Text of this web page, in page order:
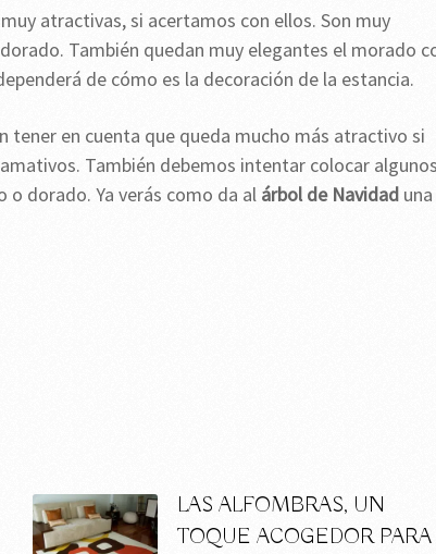
atractivas, si acertamos con ellos. Son muy
También quedan muy elegantes el morado
de cómo es la decoración de la estancia.
tener en cuenta que queda mucho más atractivo si
También debemos intentar colocar
dorado. Ya verás como da al árbol de Navidad una
LAS ALFOMBRAS, UN
TOQUE ACOGEDOR PARA